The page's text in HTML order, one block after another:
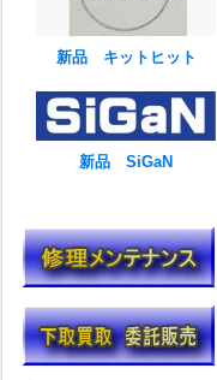
新品 キットヒット
新品 SiGaN